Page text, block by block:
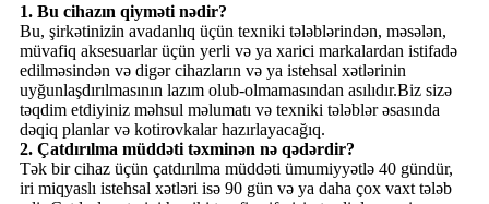
1. Bu cihazın qiyməti nədir?
Bu, şirkətinizin avadanlıq üçün texniki tələblərindən, məsələn,
müvafiq aksesuarlar üçün yerli və ya xarici markalardan istifadə
edilməsindən və digər cihazların və ya istehsal xətlərinin
uyğunlaşdırılmasının lazım olub-olmamasından asılıdır.Biz sizə
təqdim etdiyiniz məhsul məlumatı və texniki tələblər əsasında
dəqiq planlar və kotirovkalar hazırlayacağıq.
2. Çatdırılma müddəti təxminən nə qədərdir?
Tək bir cihaz üçün çatdırılma müddəti ümumiyyətlə 40 gündür,
iri miqyaslı istehsal xətləri isə 90 gün və ya daha çox vaxt tələb